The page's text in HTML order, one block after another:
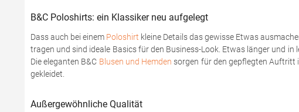
B&C Poloshirts: ein Klassiker neu aufgelegt
Dass auch bei einem Poloshirt kleine Details das gewisse Etwas
tragen und sind ideale Basics für den Business-Look. Etwas länger und
Die eleganten B&C Blusen und Hemden sorgen für den gepflegten Auftritt
gekleidet.
Außergewöhnliche Qualität